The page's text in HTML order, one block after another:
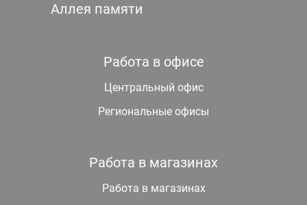
Аллея памяти
Работа в офисе
Центральный офис
Региональные офисы
Работа в магазинах
Работа в магазинах